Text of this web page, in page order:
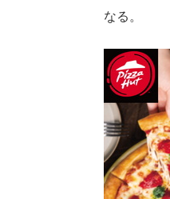
なる。